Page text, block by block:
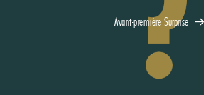
Avant-première Surprise